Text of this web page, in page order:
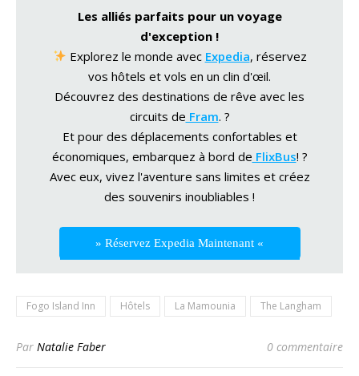
Les alliés parfaits pour un voyage
d'exception !
Explorez le monde avec Expedia, réservez
vos hôtels et vols en un clin d'œil.
Découvrez des destinations de rêve avec les
circuits de Fram. ?
Et pour des déplacements confortables et
économiques, embarquez à bord de FlixBus! ?
Avec eux, vivez l'aventure sans limites et créez
des souvenirs inoubliables !
» Réservez Expedia Maintenant «
Fogo Island Inn Hôtels La Mamounia The Langham
Par Natalie Faber 0 commentaire